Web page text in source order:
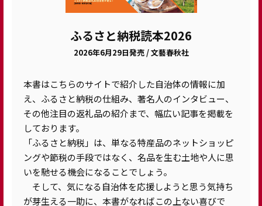
ふるさと納税読本2026
2026年6月29日発売 / 文藝春秋社
本書はこちらのサイトで紹介した自治体の情報に加
え、ふるさと納税の仕組み、著名人のインタビュー、
その他注目の返礼品の紹介まで、幅広い記事を掲載を
しております。
「ふるさと納税」は、単なる特産品のネットショッピ
ングや節税の手段ではなく、名品を生む土地や人に思
いを馳せる機会になることでしょう。
そして、気になる自治体を応援しようと思う気持ち
が芽生える一助に、本書がなればこの上ない喜びで